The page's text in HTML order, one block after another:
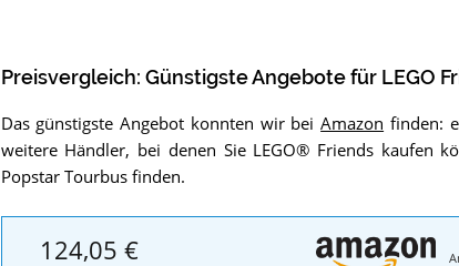
Preisvergleich: Günstigste Angebote für LEGO
Das günstigste Angebot konnten wir beiAmazon finden:
weitere Händler, bei denen Sie LEGO® Friends kaufen
Popstar Tourbus finden.
124,05 €